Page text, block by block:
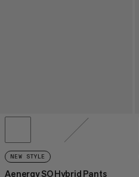
NEW STYLE
Aenergy SO Hybrid Pants